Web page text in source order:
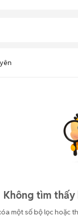
Không tìm
một số bộ lọc hoặc